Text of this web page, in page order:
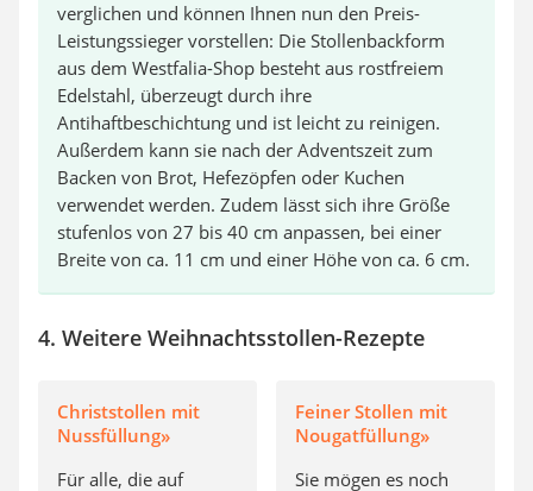
verglichen und können Ihnen nun den Preis-
Leistungssieger vorstellen: Die Stollenbackform
aus dem Westfalia-Shop besteht aus rostfreiem
Edelstahl, überzeugt durch ihre
Antihaftbeschichtung und ist leicht zu reinigen.
Außerdem kann sie nach der Adventszeit zum
Backen von Brot, Hefezöpfen oder Kuchen
verwendet werden. Zudem lässt sich ihre Größe
stufenlos von 27 bis 40 cm anpassen, bei einer
Breite von ca. 11 cm und einer Höhe von ca. 6 cm.
4. Weitere Weihnachtsstollen-Rezepte
Christstollen mit
Nussfüllung»
Für alle, die auf
Feiner Stollen mit
Nougatfüllung»
Sie mögen es noch